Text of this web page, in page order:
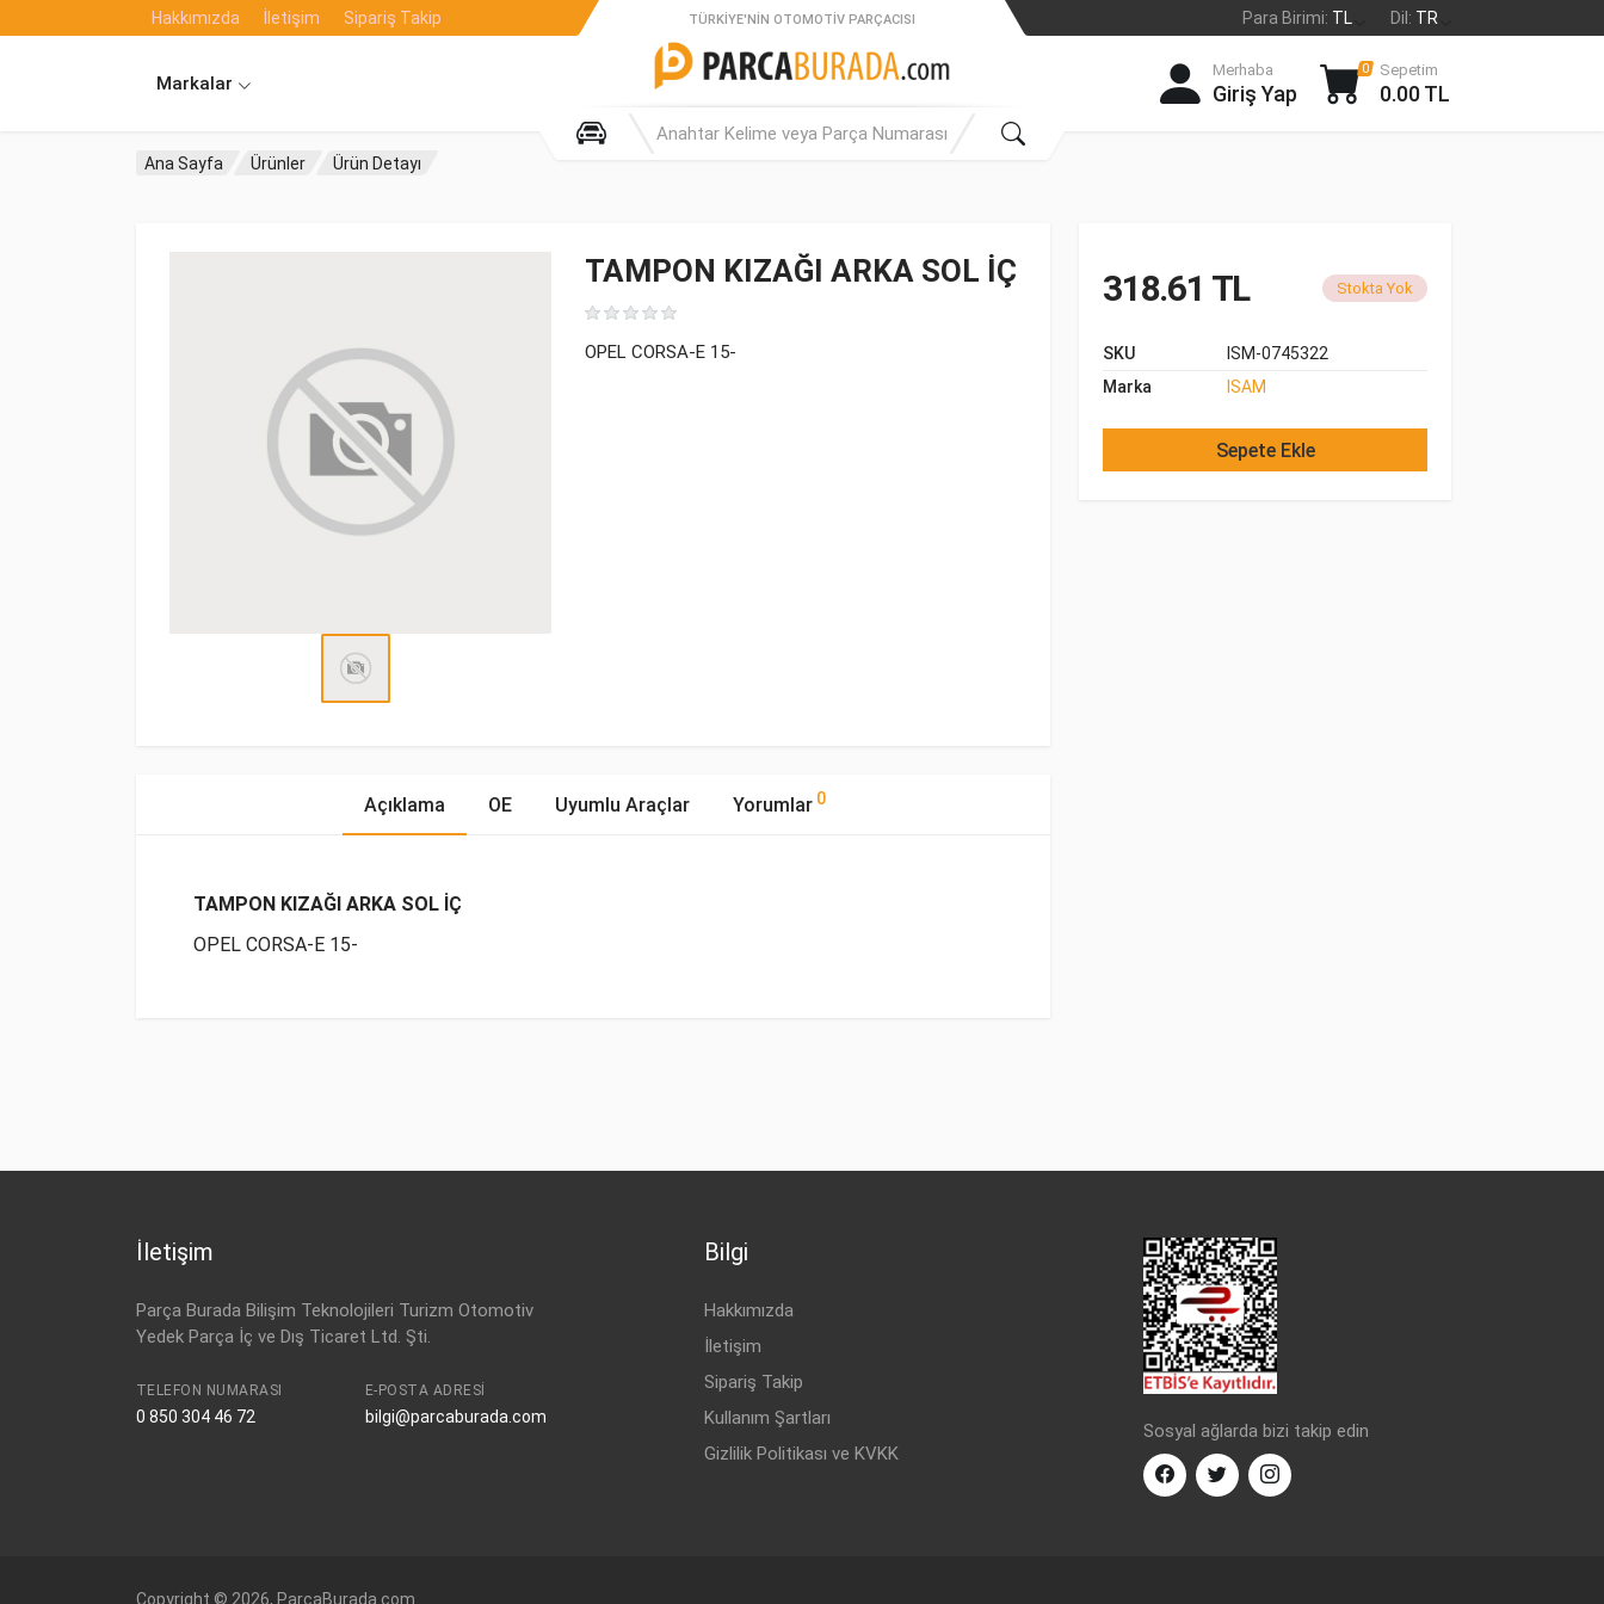
Hakkımızda İletişim Sipariş Takip Para Birimi: TL Dil: TR
Markalar
TÜRKIYE'NIN OTOMOTIV PARÇACISI
Merhaba
Giriş Yap
0 Sepetim
0.00 TL
Ana Sayfa Ürünler Ürün Detayı
TAMPON KIZAĞI ARKA SOL İÇ
OPEL CORSA-E 15-
318.61 TL Stokta Yok
SKU
ISM-0745322
Marka
ISAM
Sepete Ekle
Açıklama OE Uyumlu Araçlar Yorumlar 0
TAMPON KIZAĞI ARKA SOL İÇ
OPEL CORSA-E 15-
İletişim
Parça Burada Bilişim Teknolojileri Turizm Otomotiv
Yedek Parça İç ve Dış Ticaret Ltd. Şti.
TELEFON NUMARASI
0 850 304 46 72
E-POSTA ADRESI
bilgi@parcaburada.com
Bilgi
Hakkımızda
İletişim
Sipariş Takip
Kullanım Şartları
Gizlilik Politikası ve KVKK
Sosyal ağlarda bizi takip edin
Copyright © 2026, ParcaBurada.com